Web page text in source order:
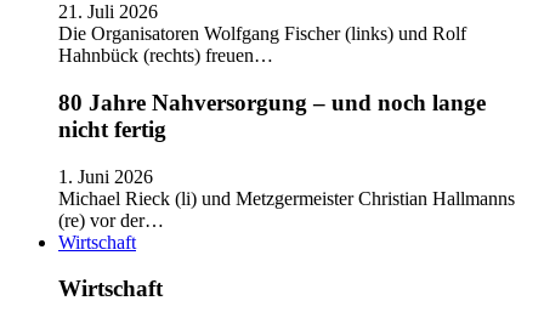
21. Juli 2026
Die Organisatoren Wolfgang Fischer (links) und Rolf
Hahnbück (rechts) freuen…
80 Jahre Nahversorgung – und noch lange
nicht fertig
1. Juni 2026
Michael Rieck (li) und Metzgermeister Christian Hallmanns
(re) vor der…
Wirtschaft
Wirtschaft